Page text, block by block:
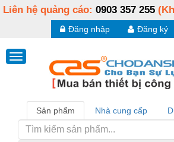
Liên hệ quảng cáo: 0903 357 255
Đăng ký
Đăng nhập
Sản phẩm Nhà cung cấp